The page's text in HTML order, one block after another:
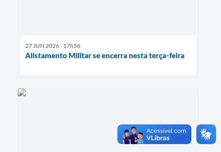
27 JUN 2026 - 17h56
Alistamento Militar se encerra nesta terça-feira